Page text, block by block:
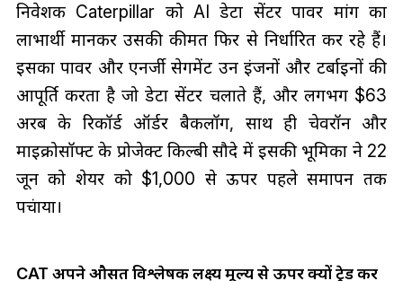
निवेशक Caterpillar को AI डेटा सेंटर पावर मांग का
लाभार्थी मानकर उसकी कीमत फिर से निर्धारित कर रहे हैं।
इसका पावर और एनर्जी सेगमेंट उन इंजनों और टर्बाइनों की
आपूर्ति करता है जो डेटा सेंटर चलाते हैं, और लगभग $63
अरब के रिकॉर्ड ऑर्डर बैकलॉग, साथ ही चेवरॉन और
माइक्रोसॉफ्ट के प्रोजेक्ट किल्बी सौदे में इसकी भूमिका ने 22
जून को शेयर को $1,000 से ऊपर पहले समापन तक
पहुंचाया।
CAT अपने औसत विश्लेषक लक्ष्य मूल्य से ऊपर क्यों ट्रेड कर